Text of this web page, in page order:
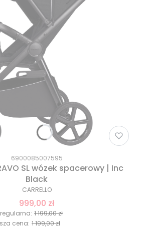
6900085007595
SL wózek spacerowy | Inc
Black
CARRELLO
999,00 zł
1 199,00 zł
cena: 1 199,00 zł